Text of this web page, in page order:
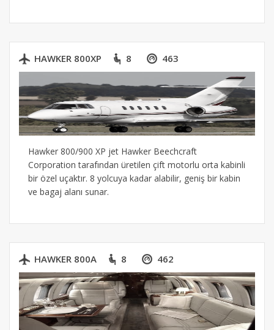
HAWKER 800XP 8 463
Hawker 800/900 XP jet Hawker Beechcraft
Corporation tarafından üretilen çift motorlu orta kabinli
bir özel uçaktır. 8 yolcuya kadar alabilir, geniş bir kabin
ve bagaj alanı sunar.
HAWKER 800A 8 462